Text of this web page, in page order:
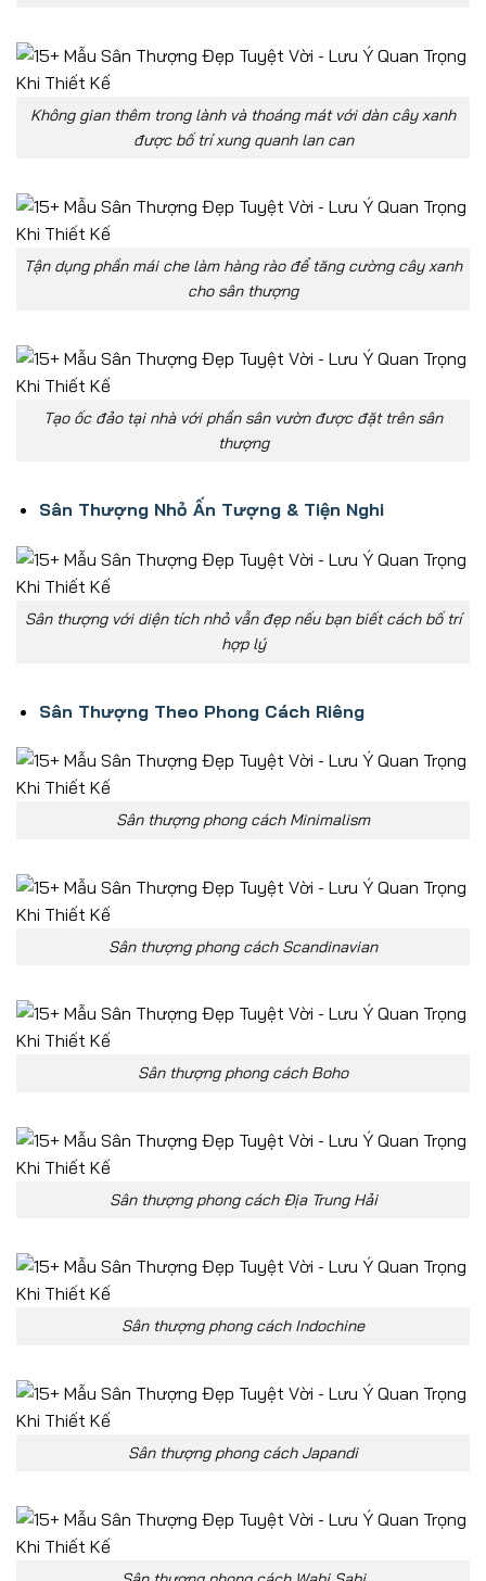
Không gian thêm trong lành và thoáng mát với dàn cây xanh
được bố trí xung quanh lan can
Tận dụng phần mái che làm hàng rào để tăng cường cây xanh
cho sân thượng
Tạo ốc đảo tại nhà với phần sân vườn được đặt trên sân
thượng
Sân Thượng Nhỏ Ấn Tượng & Tiện Nghi
Sân thượng với diện tích nhỏ vẫn đẹp nếu bạn biết cách bố trí
hợp lý
Sân Thượng Theo Phong Cách Riêng
Sân thượng phong cách Minimalism
Sân thượng phong cách Scandinavian
Sân thượng phong cách Boho
Sân thượng phong cách Địa Trung Hải
Sân thượng phong cách Indochine
Sân thượng phong cách Japandi